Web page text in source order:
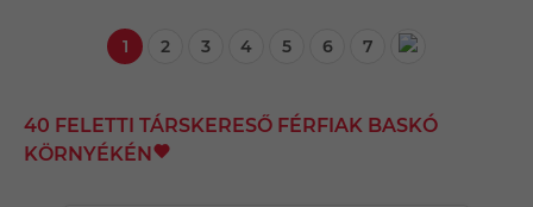
1 2 3 4 5 6 7
40 FELETTI TÁRSKERESŐ FÉRFIAK BASKÓ
KÖRNYÉKÉN